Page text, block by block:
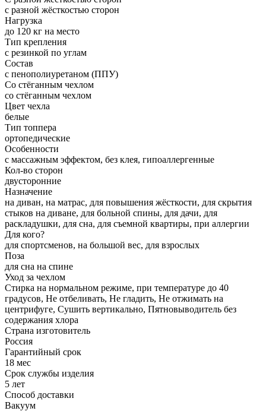
с разной жёсткостью сторон
Нагрузка
до 120 кг на место
Тип крепления
с резинкой по углам
Состав
с пенополиуретаном (ППУ)
Со стёганным чехлом
со стёганным чехлом
Цвет чехла
белые
Тип топпера
ортопедические
Особенности
с массажным эффектом, без клея, гипоаллергенные
Кол-во сторон
двусторонние
Назначение
на диван, на матрас, для повышения жёсткости, для скрытия
стыков на диване, для больной спины, для дачи, для
раскладушки, для сна, для съемной квартиры, при аллергии
Для кого?
для спортсменов, на большой вес, для взрослых
Поза
для сна на спине
Уход за чехлом
Стирка на нормальном режиме, при температуре до 40
градусов, Не отбеливать, Не гладить, Не отжимать на
центрифуге, Сушить вертикально, Пятновыводитель без
содержания хлора
Страна изготовитель
Россия
Гарантийный срок
18 мес
Срок службы изделия
5 лет
Способ доставки
Вакуум